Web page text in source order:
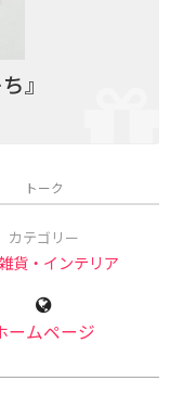
』
トーク
カテゴリー
雑貨・インテリア
ームページ